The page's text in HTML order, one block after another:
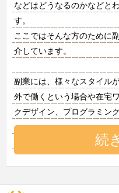
などはどうなるのかなどと
す。
ここではそんな方のために
介しています。
副業には、様々なスタイル
外で働くという場合や在宅
クデザイン、プログラミン
続